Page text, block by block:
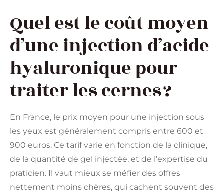
Quel est le coût moyen
d’une injection d’acide
hyaluronique pour
traiter les cernes ?
En France, le prix moyen pour une injection sous
les yeux est généralement compris entre 600 et
900 euros. Ce tarif varie en fonction de la clinique,
de la quantité de gel injectée, et de l’expertise du
praticien. Il vaut mieux se méfier des offres
nettement moins chères, qui cachent souvent des